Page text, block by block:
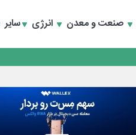
صنعت و معدن انرژی سایر